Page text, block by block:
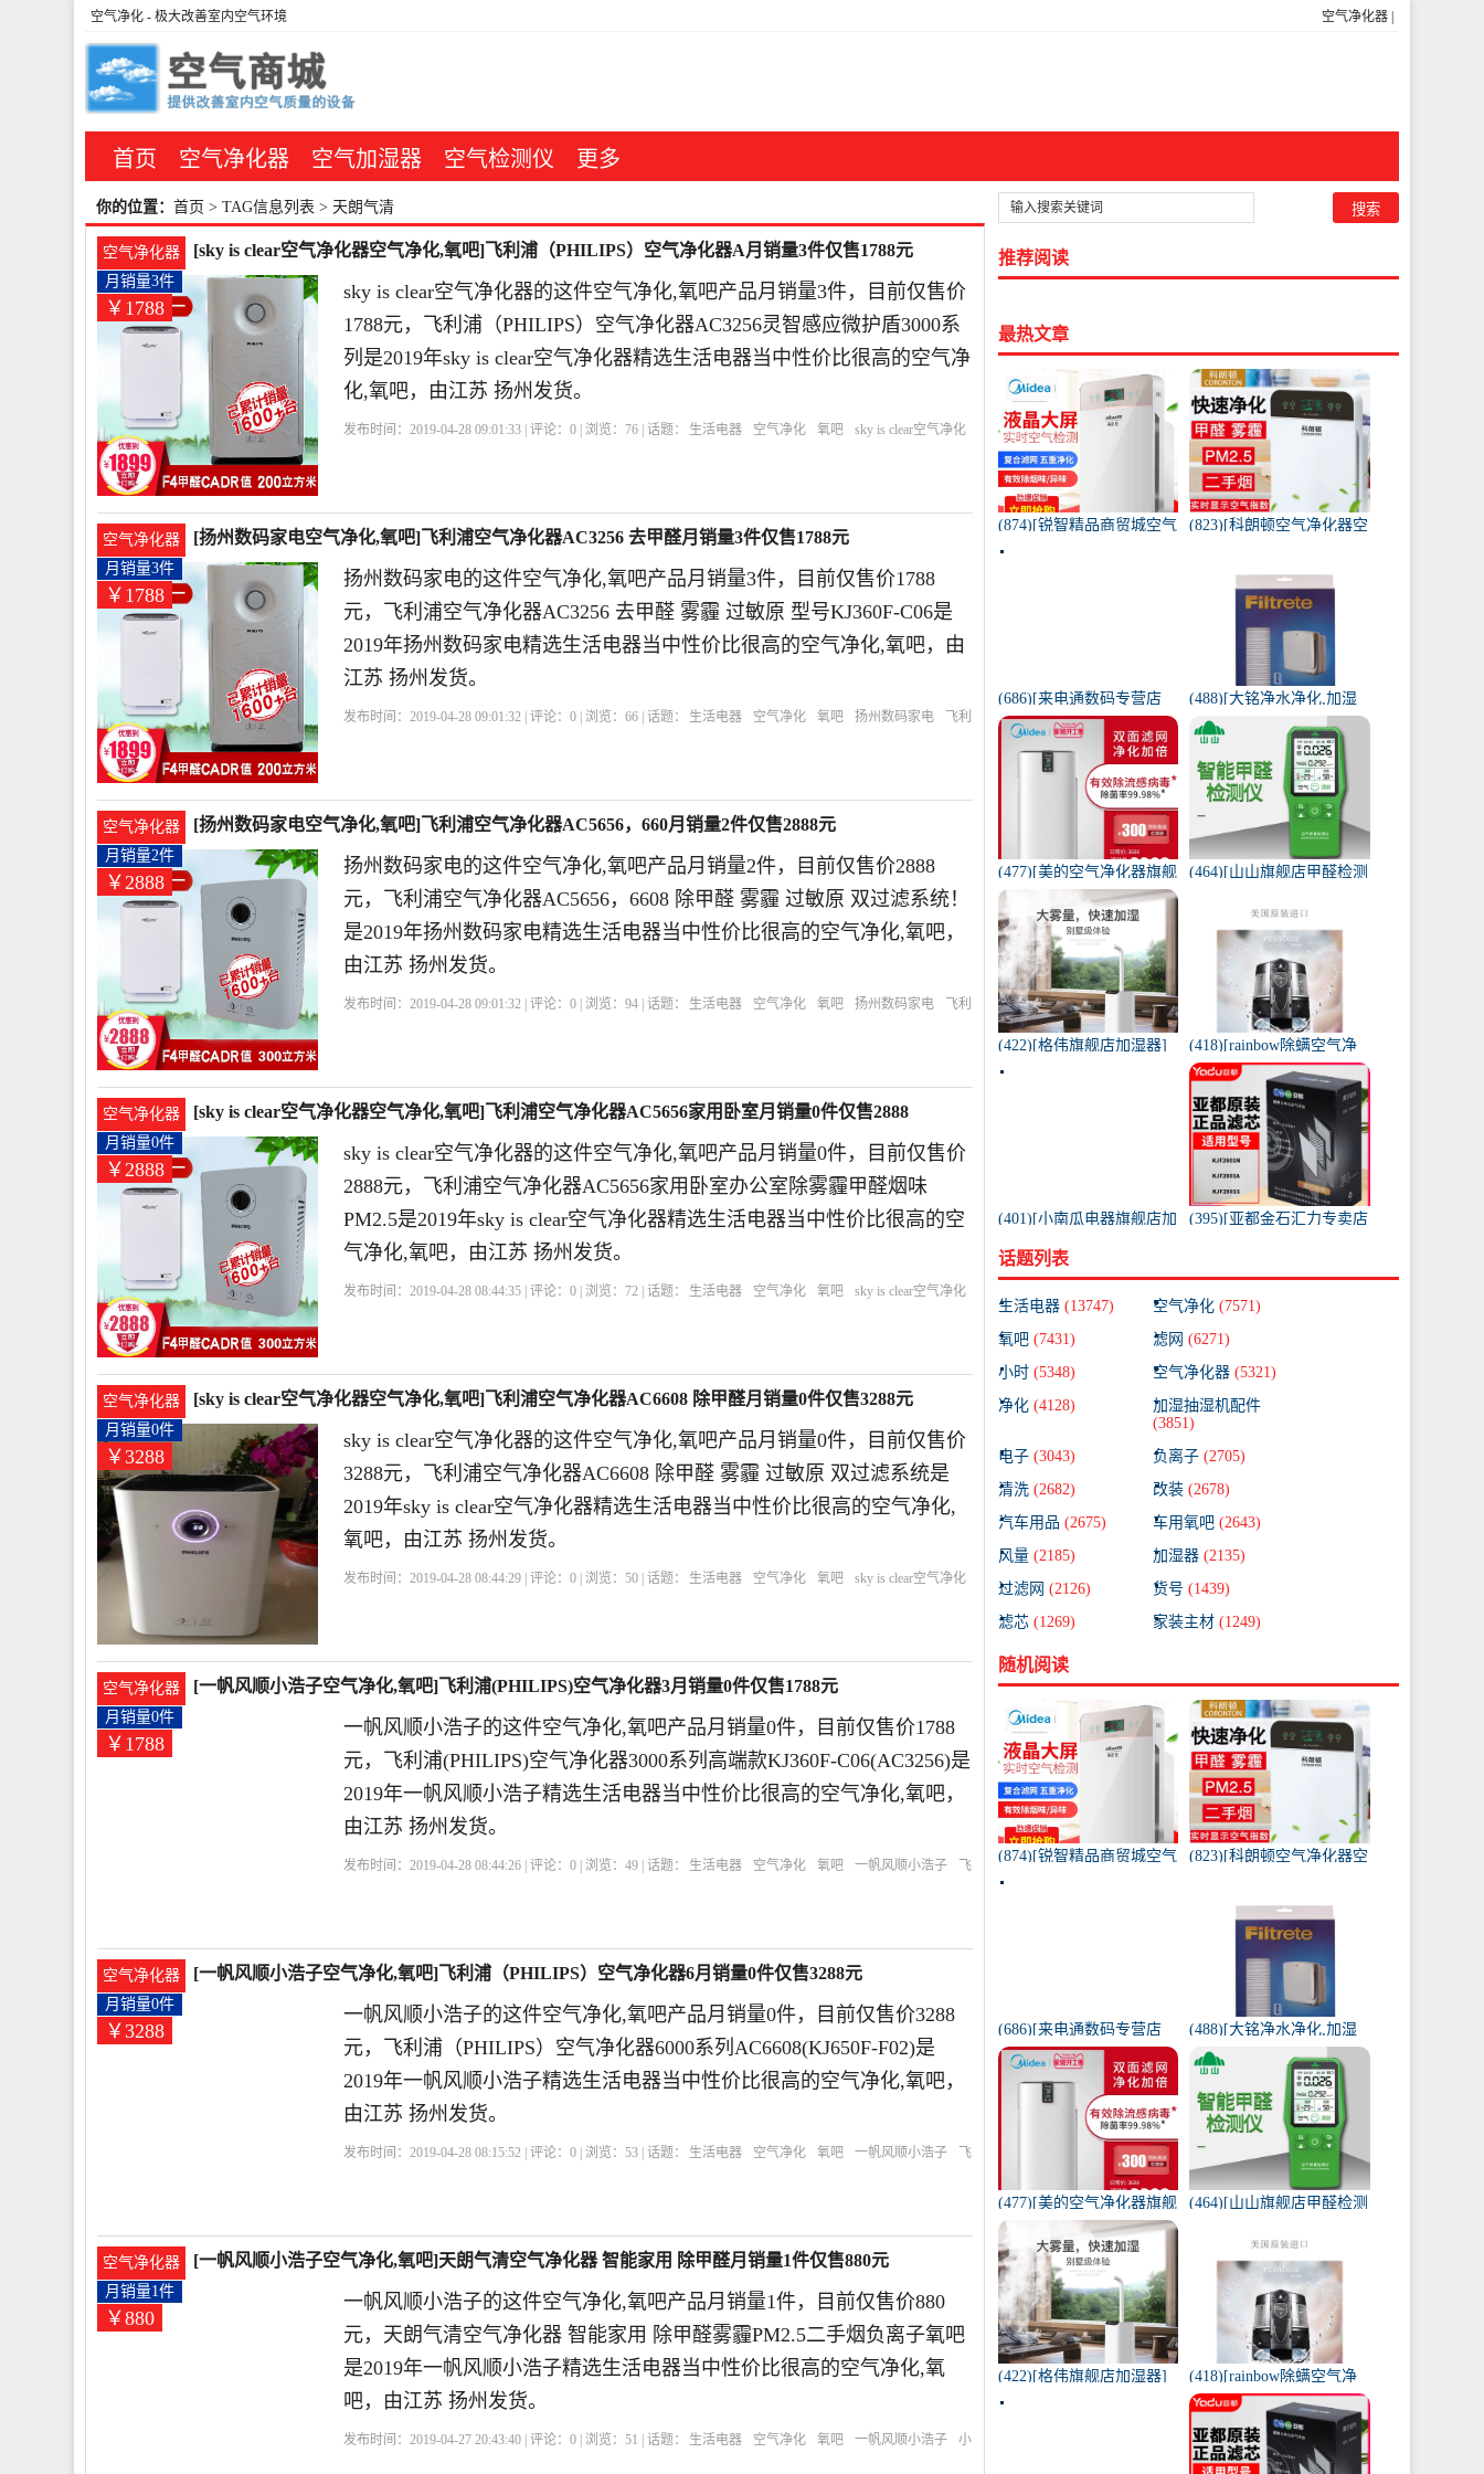
空气净化器
空气净化 - 极大改善室内空气环境
首页 空气净化器 空气加湿器 空气检测仪 更多
你的位置： 首页 > TAG信息列表 > 天朗气清
空气净化器 [sky is clear空气净化器空气净化,氧吧]飞利浦（PHILIPS）空气净化器A月销量3件仅售1788元
￥1788
月销量3件
sky is clear空气净化器的这件空气净化,氧吧产品月销量3件，目前仅售价
1788元，飞利浦（PHILIPS）空气净化器AC3256灵智感应微护盾3000系
列是2019年sky is clear空气净化器精选生活电器当中性价比很高的空气净
化,氧吧，由江苏 扬州发货。
发布时间：2019-04-28 09:01:33 | 评论：0 | 浏览： 76 | 话题： 生活电器 空气净化 氧吧
sky is clear空气净化
空气净化器 [扬州数码家电空气净化,氧吧]飞利浦空气净化器AC3256 去甲醛月销量3件仅售1788元
￥1788
月销量3件
扬州数码家电的这件空气净化,氧吧产品月销量3件，目前仅售价1788
元，飞利浦空气净化器AC3256 去甲醛 雾霾 过敏原 型号KJ360F-C06是
2019年扬州数码家电精选生活电器当中性价比很高的空气净化,氧吧，由
江苏 扬州发货。
发布时间：2019-04-28 09:01:32 | 评论：0 | 浏览：66 | 话题： 生活电器 空气净化 氧吧 扬州数码家电
飞利
空气净化器 [扬州数码家电空气净化,氧吧]飞利浦空气净化器AC5656，660月销量2件仅售2888元
￥2888
月销量2件
扬州数码家电的这件空气净化,氧吧产品月销量2件，目前仅售价2888
元，飞利浦空气净化器AC5656，6608 除甲醛 雾霾 过敏原 双过滤系统！
是2019年扬州数码家电精选生活电器当中性价比很高的空气净化,氧吧，
由江苏 扬州发货。
发布时间：2019-04-28 09:01:32 | 评论：0 | 浏览：94 | 话题： 生活电器 空气净化 氧吧 扬州数码家电
飞利
空气净化器
[sky is clear空气净化器空气净化,氧吧]飞利浦空气净化器AC5656家用卧室月销量0件仅售2888
元
￥2888
月销量0件
sky is clear空气净化器的这件空气净化,氧吧产品月销量0件，目前仅售价
2888元，飞利浦空气净化器AC5656家用卧室办公室除雾霾甲醛烟味
PM2.5是2019年sky is clear空气净化器精选生活电器当中性价比很高的空
气净化,氧吧，由江苏 扬州发货。
发布时间：2019-04-28 08:44:35 | 评论：0 | 浏览： 72 | 话题： 生活电器 空气净化 氧吧
sky is clear空气净化
空气净化器 [sky is clear空气净化器空气净化,氧吧]飞利浦空气净化器AC6608 除甲醛月销量0件仅售3288元
￥3288
月销量0件
sky is clear空气净化器的这件空气净化,氧吧产品月销量0件，目前仅售价
3288元，飞利浦空气净化器AC6608 除甲醛 雾霾 过敏原 双过滤系统是
2019年sky is clear空气净化器精选生活电器当中性价比很高的空气净化,
氧吧，由江苏 扬州发货。
发布时间：2019-04-28 08:44:29 | 评论：0 | 浏览：50 | 话题： 生活电器 空气净化 氧吧
sky is clear空气净化
空气净化器 [一帆风顺小浩子空气净化,氧吧]飞利浦(PHILIPS)空气净化器3月销量0件仅售1788元
￥1788
月销量0件
一帆风顺小浩子的这件空气净化,氧吧产品月销量0件，目前仅售价1788
元，飞利浦(PHILIPS)空气净化器3000系列高端款KJ360F-C06(AC3256)是
2019年一帆风顺小浩子精选生活电器当中性价比很高的空气净化,氧吧，
由江苏 扬州发货。
发布时间：2019-04-28 08:44:26 | 评论：0 | 浏览：49 | 话题： 生活电器 空气净化 氧吧 一帆风顺小浩子
飞
空气净化器 [一帆风顺小浩子空气净化,氧吧]飞利浦（PHILIPS）空气净化器6月销量0件仅售3288元
￥3288
月销量0件
一帆风顺小浩子的这件空气净化,氧吧产品月销量0件，目前仅售价3288
元，飞利浦（PHILIPS）空气净化器6000系列AC6608(KJ650F-F02)是
2019年一帆风顺小浩子精选生活电器当中性价比很高的空气净化,氧吧，
由江苏 扬州发货。
发布时间：2019-04-28 08:15:52 | 评论：0 | 浏览：53 | 话题： 生活电器 空气净化 氧吧 一帆风顺小浩子
飞
空气净化器 [一帆风顺小浩子空气净化,氧吧]天朗气清空气净化器 智能家用 除甲醛月销量1件仅售880元
￥880
月销量1件
一帆风顺小浩子的这件空气净化,氧吧产品月销量1件，目前仅售价880
元，天朗气清空气净化器 智能家用 除甲醛雾霾PM2.5二手烟负离子氧吧
是2019年一帆风顺小浩子精选生活电器当中性价比很高的空气净化,氧
吧，由江苏 扬州发货。
发布时间：2019-04-27 20:43:40 | 评论：0 | 浏览：51 | 话题： 生活电器 空气净化 氧吧 一帆风顺小浩子
小
推荐阅读
最热文章
(874)[锐智精品商贸城空气
净化器]小米品质车载空气
(823)[科朗顿空气净化器空
雾月销量9件仅售168元
(686)[来电通数码专营店
USB加湿器]加湿器家用静
音卧室小米小型空气无线
可月销量213件仅售29元
(488)[大铭净水净化,加湿
抽湿机配件]3M菲尔萃空
气净化器静电滤网FACF月
销量1件仅售199元
(477)[美的空气净化器旗舰
店空气净化,氧吧]美的空气
净化器家用除甲醛月销量
170件仅售3698元
(464)[山山旗舰店甲醛检测
苯空气质量专业家月销量
12件仅售298元
(422)[格伟旗舰店加湿器]
工业加湿器大容量空气家
(418)[rainbow除螨空气净
化,氧吧]美国原装进口水过
滤RAINBOW空气月销量0
件仅售31920元
(401)[小南瓜电器旗舰店加
音卧室月销量198件仅售
59.9元
(395)[亚都金石汇力专卖店
KJF28月销量0件仅售249元
话题列表
生活电器 (13747) 空气净化 (7571)
氧吧 (7431) 滤网 (6271)
小时 (5348) 空气净化器 (5321)
净化 (4128)
加湿抽湿机配件
(3851)
电子 (3043) 负离子 (2705)
清洗 (2682) 改装 (2678)
汽车用品 (2675) 车用氧吧 (2643)
风量 (2185) 加湿器 (2135)
过滤网 (2126) 货号 (1439)
滤芯 (1269) 家装主材 (1249)
随机阅读
(874)[锐智精品商贸城空气
净化器]小米品质车载空气
(823)[科朗顿空气净化器空
雾月销量9件仅售168元
(686)[来电通数码专营店
USB加湿器]加湿器家用静
音卧室小米小型空气无线
可月销量213件仅售29元
(488)[大铭净水净化,加湿
抽湿机配件]3M菲尔萃空
气净化器静电滤网FACF月
销量1件仅售199元
(477)[美的空气净化器旗舰
店空气净化,氧吧]美的空气
净化器家用除甲醛月销量
170件仅售3698元
(464)[山山旗舰店甲醛检测
苯空气质量专业家月销量
12件仅售298元
(422)[格伟旗舰店加湿器]
工业加湿器大容量空气家
(418)[rainbow除螨空气净
化,氧吧]美国原装进口水过
滤RAINBOW空气月销量0
件仅售31920元